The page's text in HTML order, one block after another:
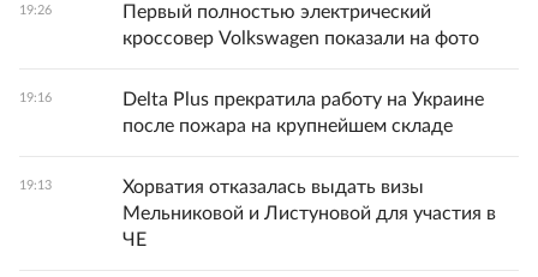
19:26
Первый полностью электрический
кроссовер Volkswagen показали на фото
19:16
Delta Plus прекратила работу на Украине
после пожара на крупнейшем складе
19:13
Хорватия отказалась выдать визы
Мельниковой и Листуновой для участия в
ЧЕ